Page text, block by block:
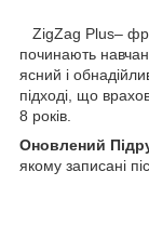
ZigZag Plus–
починають
ясний і
підході, що
8 років.
Оновлений
якому записані